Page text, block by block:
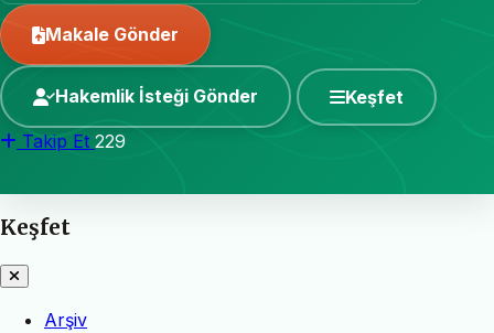
Makale Gönder
Hakemlik İsteği Gönder Keşfet
Takip Et 229
Keşfet
Arşiv